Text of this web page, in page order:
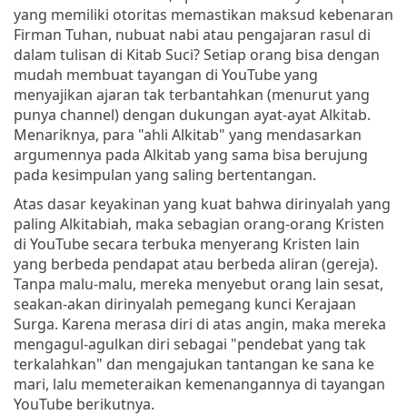
yang memiliki otoritas memastikan maksud kebenaran
Firman Tuhan, nubuat nabi atau pengajaran rasul di
dalam tulisan di Kitab Suci? Setiap orang bisa dengan
mudah membuat tayangan di YouTube yang
menyajikan ajaran tak terbantahkan (menurut yang
punya channel) dengan dukungan ayat-ayat Alkitab.
Menariknya, para "ahli Alkitab" yang mendasarkan
argumennya pada Alkitab yang sama bisa berujung
pada kesimpulan yang saling bertentangan.
Atas dasar keyakinan yang kuat bahwa dirinyalah yang
paling Alkitabiah, maka sebagian orang-orang Kristen
di YouTube secara terbuka menyerang Kristen lain
yang berbeda pendapat atau berbeda aliran (gereja).
Tanpa malu-malu, mereka menyebut orang lain sesat,
seakan-akan dirinyalah pemegang kunci Kerajaan
Surga. Karena merasa diri di atas angin, maka mereka
mengagul-agulkan diri sebagai "pendebat yang tak
terkalahkan" dan mengajukan tantangan ke sana ke
mari, lalu memeteraikan kemenangannya di tayangan
YouTube berikutnya.